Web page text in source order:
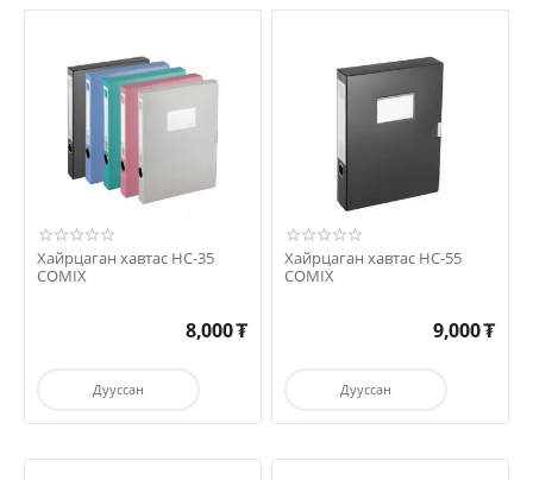
Хайрцаган хавтас HC-35
COMIX
8,000₮
Дууссан
Хайрцаган хавтас HC-55
COMIX
9,000₮
Дууссан